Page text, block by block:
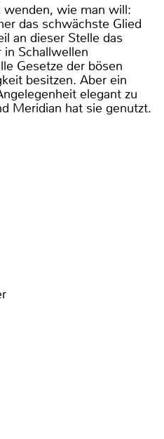
wenden, wie man will:
das schwächste Glied
an dieser Stelle das
Schallwellen
Gesetze der bösen
besitzen. Aber ein
elegant zu
Meridian hat sie genutzt.